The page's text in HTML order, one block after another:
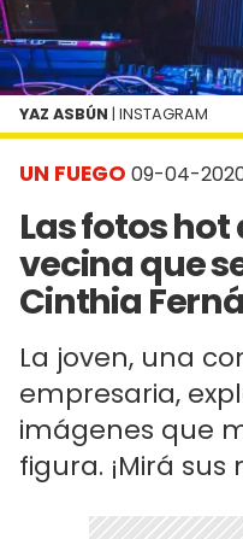
UN FUEGO 09-04-2020
Las fotos hot
vecina que
Cinthia
La joven, una
empresaria,
imágenes que
figura. ¡Mirá
YAZ ASBÚN | INSTAGRAM